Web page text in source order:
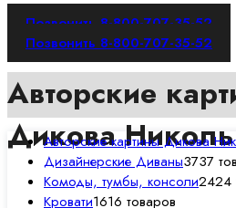
Позвонить 8-800-707-35-52
Позвонить 8-800-707-35-52
Авторские
Дикова Николь
Авторские картины Дикова
Дизайнерские Диваны3737
Комоды, тумбы, консоли2424
Кровати1616 товаров